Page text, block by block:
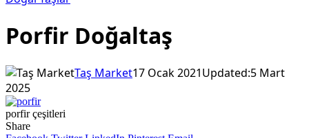
Porfir Doğaltaş
Taş Market17 Ocak 2021Updated:5 Mart
2025
porfir çeşitleri
Share